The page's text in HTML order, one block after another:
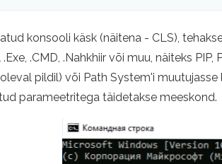
konsooli käsk (näitena - CLS),
.CMD, .Nahkhiir või muu, näiteks
pildil) või Path System'i
parameetritega täidetakse meeskond.